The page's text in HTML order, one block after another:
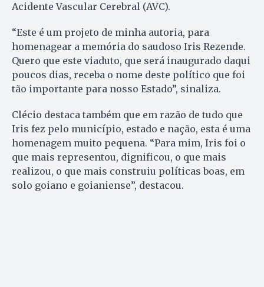
Acidente Vascular Cerebral (AVC).
“Este é um projeto de minha autoria, para
homenagear a memória do saudoso Iris Rezende.
Quero que este viaduto, que será inaugurado daqui
poucos dias, receba o nome deste político que foi
tão importante para nosso Estado”, sinaliza.
Clécio destaca também que em razão de tudo que
Iris fez pelo município, estado e nação, esta é uma
homenagem muito pequena. “Para mim, Iris foi o
que mais representou, dignificou, o que mais
realizou, o que mais construiu políticas boas, em
solo goiano e goianiense”, destacou.